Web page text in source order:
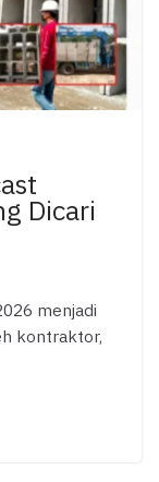
Dicari
menjadi
kontraktor,